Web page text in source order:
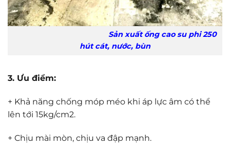
Sản xuất ống cao su phi 250
hút cát, nước, bùn
3. Ưu điểm:
+ Khả năng chống móp méo khi áp lực âm có thể
lên tới 15kg/cm2.
+ Chịu mài mòn, chịu va đập mạnh.